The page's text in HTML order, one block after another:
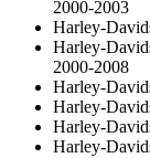
2000-2003
Harley-
Harley-
2000-2008
Harley-
Harley-
Harley-
Harley-